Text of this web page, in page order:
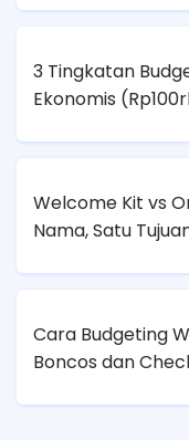
Lapangan?
3 Tingkatan
Ekonomis (
Welcome Kit vs
Nama, Satu
Cara Budgeting
Boncos dan